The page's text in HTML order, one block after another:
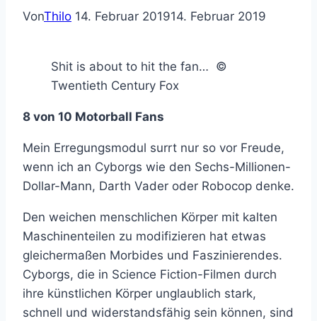
VonThilo 14. Februar 201914. Februar 2019
Shit is about to hit the fan… ©
Twentieth Century Fox
8 von 10 Motorball Fans
Mein Erregungsmodul surrt nur so vor Freude,
wenn ich an Cyborgs wie den Sechs-Millionen-
Dollar-Mann, Darth Vader oder Robocop denke.
Den weichen menschlichen Körper mit kalten
Maschinenteilen zu modifizieren hat etwas
gleichermaßen Morbides und Faszinierendes.
Cyborgs, die in Science Fiction-Filmen durch
ihre künstlichen Körper unglaublich stark,
schnell und widerstandsfähig sein können, sind